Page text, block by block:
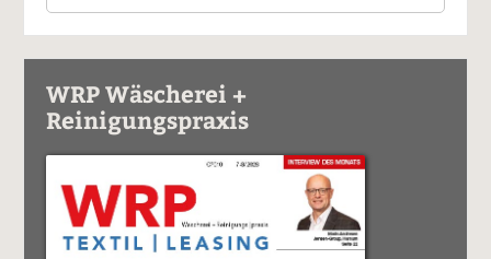
WRP Wäscherei +
Reinigungspraxis